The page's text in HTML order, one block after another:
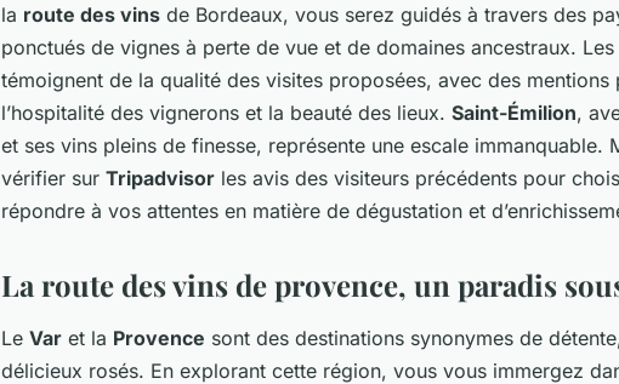
la route des vins de Bordeaux, vous serez guidés à travers des
ponctués de vignes à perte de vue et de domaines ancestraux.
témoignent de la qualité des visites proposées, avec des mentions
l’hospitalité des vignerons et la beauté des lieux. Saint-Émilion,
et ses vins pleins de finesse, représente une escale immanquable.
vérifier sur Tripadvisor les avis des visiteurs précédents pour
répondre à vos attentes en matière de dégustation et
La route des vins de provence, un paradis
Le Var et la Provence sont des destinations synonymes de
délicieux rosés. En explorant cette région, vous vous immergez